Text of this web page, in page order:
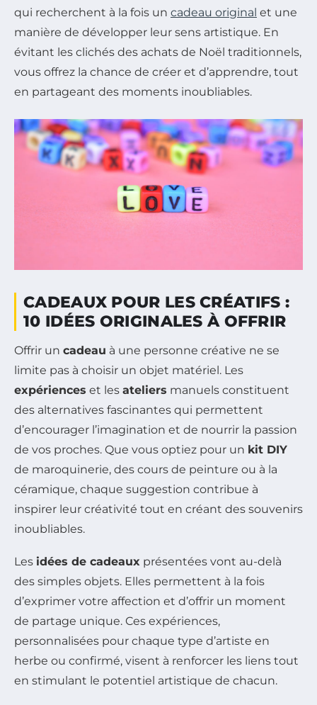
qui recherchent à la fois un cadeau original et une
manière de développer leur sens artistique. En
évitant les clichés des achats de Noël traditionnels,
vous offrez la chance de créer et d’apprendre, tout
en partageant des moments inoubliables.
CADEAUX POUR LES CRÉATIFS :
10 IDÉES ORIGINALES À OFFRIR
Offrir un cadeau à une personne créative ne se
limite pas à choisir un objet matériel. Les
expériences et les ateliers manuels constituent
des alternatives fascinantes qui permettent
d’encourager l’imagination et de nourrir la passion
de vos proches. Que vous optiez pour un kit DIY
de maroquinerie, des cours de peinture ou à la
céramique, chaque suggestion contribue à
inspirer leur créativité tout en créant des souvenirs
inoubliables.
Les idées de cadeaux présentées vont au-delà
des simples objets. Elles permettent à la fois
d’exprimer votre affection et d’offrir un moment
de partage unique. Ces expériences,
personnalisées pour chaque type d’artiste en
herbe ou confirmé, visent à renforcer les liens tout
en stimulant le potentiel artistique de chacun.